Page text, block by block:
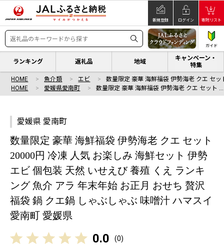
新規登録 ログイン 寄附リスト
ガイド
ランキング 返礼品 地域
キャンペーン・
特集
HOME 魚介類 エビ
数量限定 豪華 海鮮福袋 伊勢海老 クエ セッ
HOME
愛媛県愛南町 数量限定 豪華 海鮮福袋 伊勢海老 クエ セット …
愛媛県 愛南町
数量限定 豪華 海鮮福袋 伊勢海老 クエ セット
20000円 冷凍 人気 お楽しみ 海鮮セット 伊勢
エビ 個包装 天然 いせえび 養殖 くえ ランキ
ング 魚介 アラ 年末年始 お正月 おせち 贅沢
福袋 鍋 クエ鍋 しゃぶしゃぶ 味噌汁 ハマスイ
愛南町 愛媛県
0.0 (0)